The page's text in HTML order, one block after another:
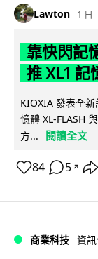
Lawton 1 日
靠快閃記
推 XL1 記
KIOXIA 發表全
憶體 XL-FLASH
方...
閱讀全文
84 5 ↗
商業科技 資